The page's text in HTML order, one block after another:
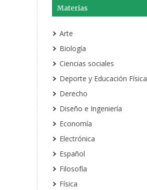
Materias
Arte
Biología
Ciencias sociales
Deporte y Educación Física
Derecho
Diseño e Ingeniería
Economía
Electrónica
Español
Filosofía
Física